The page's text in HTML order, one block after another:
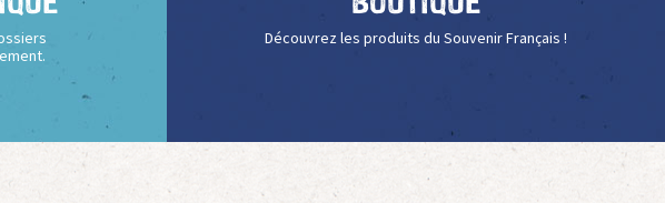
Découvrez les produits du Souvenir Français !